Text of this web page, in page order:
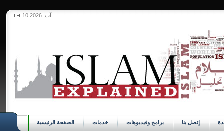
10 آب, 2026
الصفحة الرئيسية خدمات برامج وفيديوهات إتصل بنا